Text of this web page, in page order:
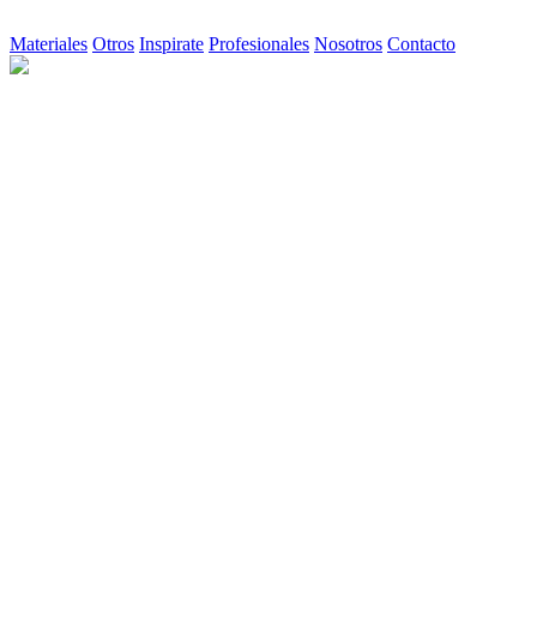
Materiales Otros Inspirate Profesionales Nosotros Contacto